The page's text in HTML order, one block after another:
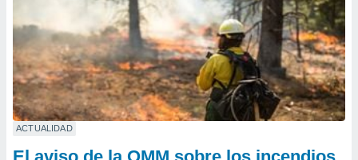
ACTUALIDAD